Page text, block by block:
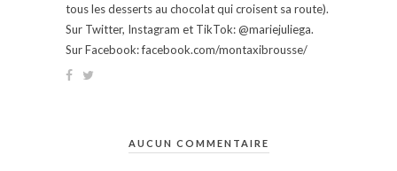
tous les desserts au chocolat qui croisent sa route).
Sur Twitter, Instagram et TikTok: @mariejuliega.
Sur Facebook: facebook.com/montaxibrousse/
AUCUN COMMENTAIRE